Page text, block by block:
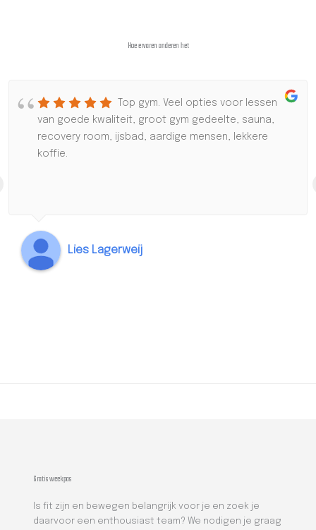
Hoe ervaren anderen het
Top gym. Veel opties voor lessen
van goede kwaliteit, groot gym gedeelte, sauna,
recovery room, ijsbad, aardige mensen, lekkere
koffie.
Lies Lagerweij
Gratis weekpas
Is fit zijn en bewegen belangrijk voor je en zoek je
daarvoor een enthousiast team? We nodigen je graag